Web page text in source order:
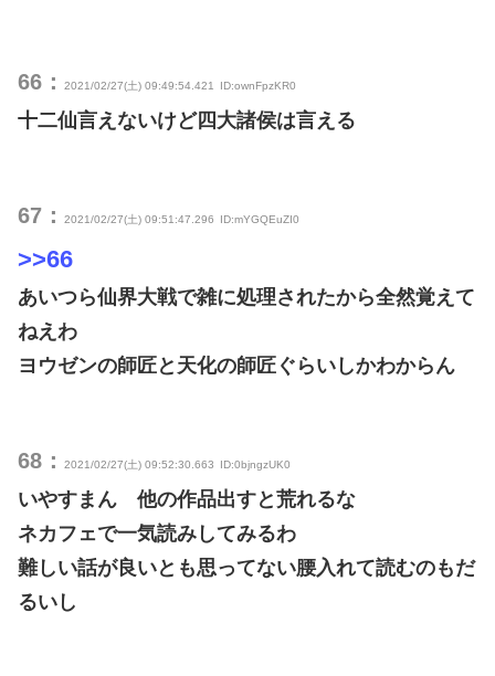
66： 2021/02/27(土) 09:49:54.421 ID:ownFpzKR0
十二仙言えないけど四大諸侯は言える
67： 2021/02/27(土) 09:51:47.296 ID:mYGQEuZI0
>>66
あいつら仙界大戦で雑に処理されたから全然覚えて
ねえわ
ヨウゼンの師匠と天化の師匠ぐらいしかわからん
68： 2021/02/27(土) 09:52:30.663 ID:0bjngzUK0
いやすまん 他の作品出すと荒れるな
ネカフェで一気読みしてみるわ
難しい話が良いとも思ってない腰入れて読むのもだ
るいし